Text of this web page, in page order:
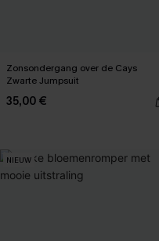
Zonsondergang over de Cays
Zwarte Jumpsuit
35,00 €
NIEUW